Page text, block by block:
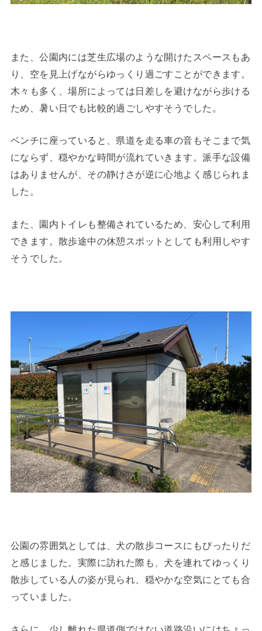
また、公園内には芝生広場のような開けたスペースもあ
り、空を見上げながらゆっくり過ごすことができます。
木々も多く、場所によっては日差しを避けながら歩ける
ため、暑い日でも比較的過ごしやすそうでした。
ベンチに座っていると、県道を走る車の音もそこまで気
にならず、穏やかな時間が流れていきます。派手な設備
はありませんが、その静けさが逆に心地よく感じられま
した。
また、園内トイレも整備されているため、安心して利用
できます。散歩途中の休憩スポットとしても利用しやす
そうでした。
公園の雰囲気としては、犬の散歩コースにもぴったりだ
と感じました。実際に訪れた際も、犬を連れてゆっくり
散歩している人の姿が見られ、穏やかな空気にとても合
っていました。